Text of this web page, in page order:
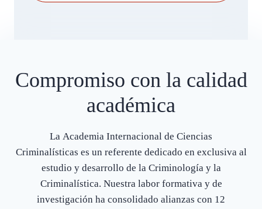
Compromiso con la calidad
académica
La Academia Internacional de Ciencias
Criminalísticas es un referente dedicado en exclusiva al
estudio y desarrollo de la Criminología y la
Criminalística. Nuestra labor formativa y de
investigación ha consolidado alianzas con 12